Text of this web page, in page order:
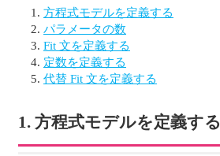
方程式モデルを定義する
パラメータの数
Fit 文を定義する
定数を定義する
代替 Fit 文を定義する
1. 方程式モデルを定義する